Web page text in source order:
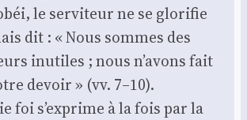
le ser­vi­teur ne se glo­ri­fie
dit : « Nous sommes des
inutiles ; nous n’avons fait
devoir » (vv. 7–10).
foi s’exprime à la fois par la